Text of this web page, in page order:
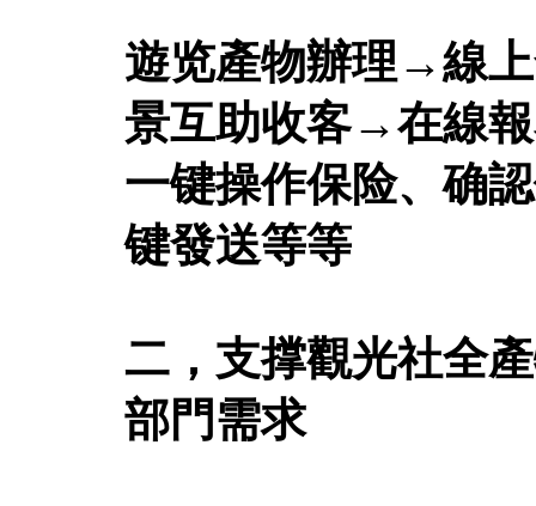
遊览產物辦理→線
景互助收客→在線
一键操作保险、确
键發送等等
二，支撑觀光社全
部門需求